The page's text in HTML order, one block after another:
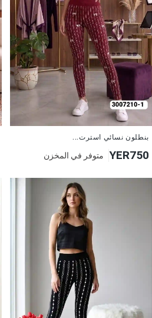
بنطلون نسائي استرت...
YER750 متوفر في المخزن